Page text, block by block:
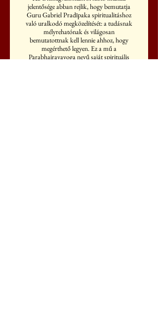
jelentősége abban rejlik, hogy bemutatja
Guru Gabriel Pradīpaka spiritualitáshoz
való uralkodó megközelítését: a tudásnak
mélyrehatónak és világosan
bemutatottnak kell lennie ahhoz, hogy
megérthető legyen. Ez a mű a
Parabhairavayoga nevű saját spirituális